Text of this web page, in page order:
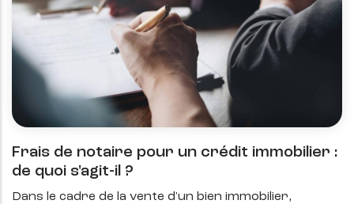
Frais de notaire pour un crédit immobilier :
de quoi s'agit-il ?
Dans le cadre de la vente d'un bien immobilier,